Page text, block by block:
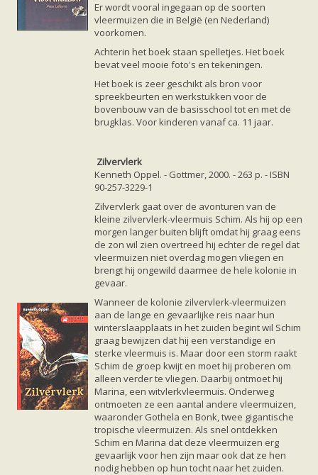
Er wordt vooral ingegaan op de soorten
vleermuizen die in België (en Nederland)
voorkomen.
Achterin het boek staan spelletjes. Het boek
bevat veel mooie foto's en tekeningen.
Het boek is zeer geschikt als bron voor
spreekbeurten en werkstukken voor de
bovenbouw van de basisschool tot en met de
brugklas. Voor kinderen vanaf ca. 11 jaar.
Zilvervlerk
Kenneth Oppel. - Gottmer, 2000. - 263 p. - ISBN
90-257-3229-1
Zilvervlerk gaat over de avonturen van de
kleine zilvervlerk-vleermuis Schim. Als hij op een
morgen langer buiten blijft omdat hij graag eens
de zon wil zien overtreed hij echter de regel dat
vleermuizen niet overdag mogen vliegen en
brengt hij ongewild daarmee de hele kolonie in
gevaar.
Wanneer de kolonie zilvervlerk-vleermuizen
aan de lange en gevaarlijke reis naar hun
winterslaapplaats in het zuiden begint wil Schim
graag bewijzen dat hij een verstandige en
sterke vleermuis is. Maar door een storm raakt
Schim de groep kwijt en moet hij proberen om
alleen verder te vliegen. Daarbij ontmoet hij
Marina, een witvlerkvleermuis. Onderweg
ontmoeten ze een aantal andere vleermuizen,
waaronder Gothela en Bonk, twee gigantische
tropische vleermuizen. Als snel ontdekken
Schim en Marina dat deze vleermuizen erg
gevaarlijk voor hen zijn maar ook dat ze hen
nodig hebben op hun tocht naar het zuiden.